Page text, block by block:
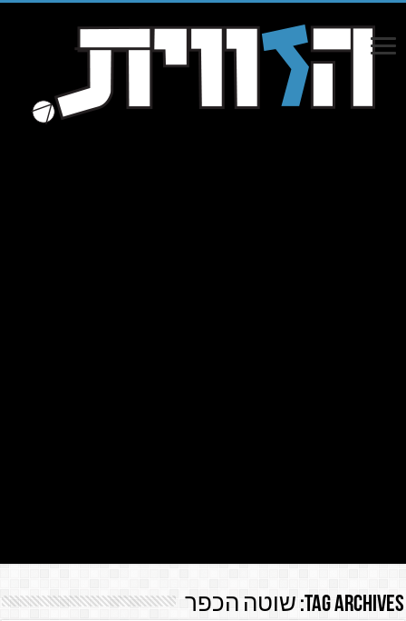
Tag Archives: שוטה הכפר